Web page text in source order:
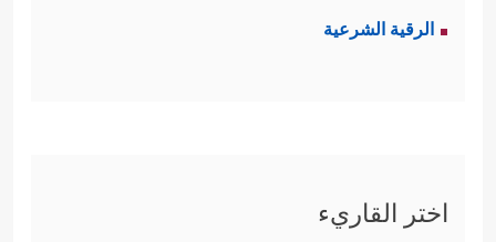
الرقية الشرعية
اختر القاريء